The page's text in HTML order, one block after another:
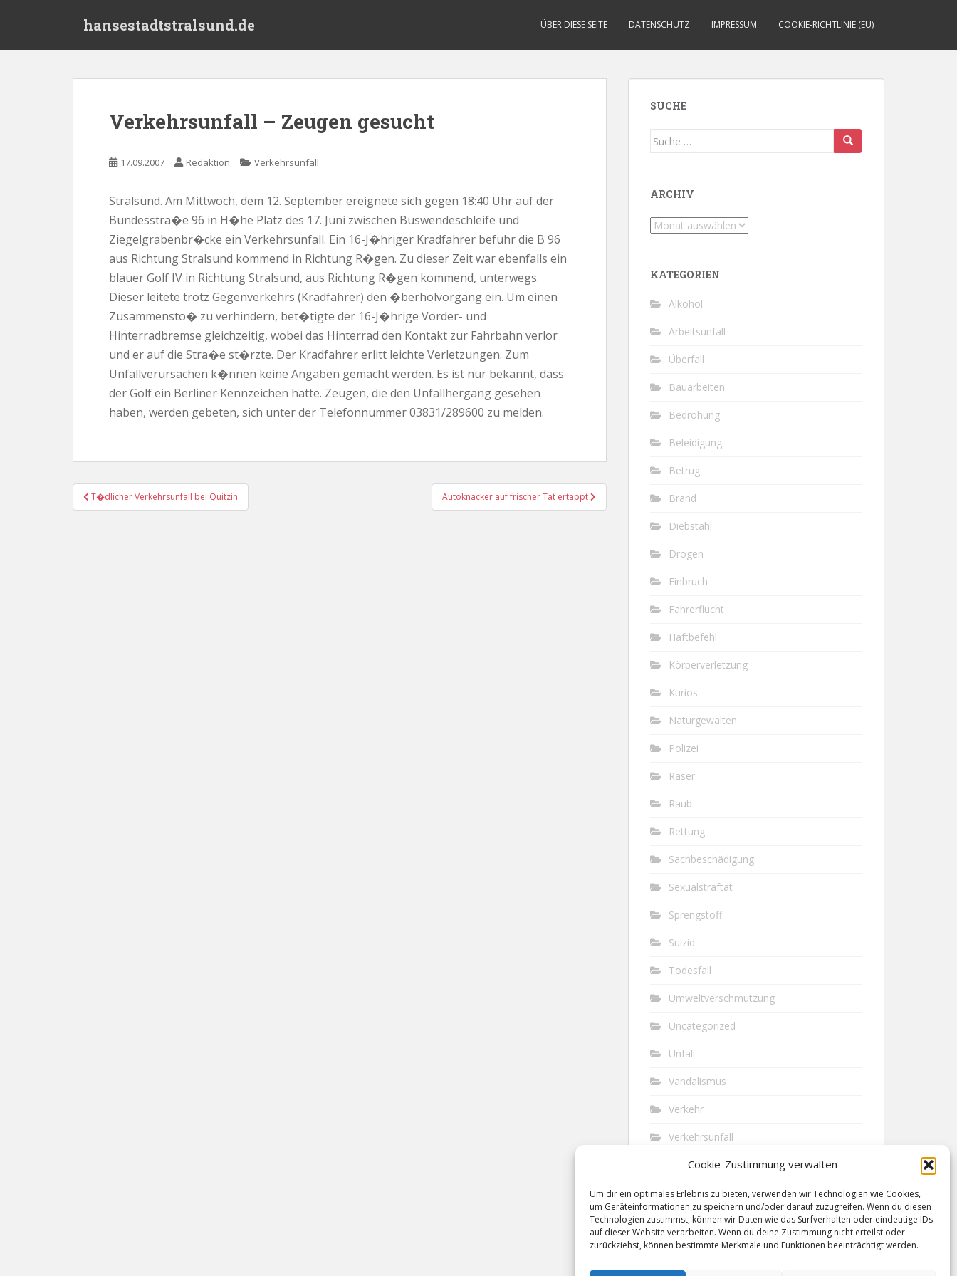
Cookie-Zustimmung verwalten
Um dir ein optimales Erlebnis zu bieten, verwenden wir Technologien wie Cookies,
um Geräteinformationen zu speichern und/oder darauf zuzugreifen. Wenn du diesen
Technologien zustimmst, können wir Daten wie das Surfverhalten oder eindeutige IDs
auf dieser Website verarbeiten. Wenn du deine Zustimmung nicht erteilst oder
zurückziehst, können bestimmte Merkmale und Funktionen beeinträchtigt werden.
hansestadtstralsund.de ÜBER DIESE SEITE DATENSCHUTZ IMPRESSUM COOKIE-RICHTLINIE (EU)
Verkehrsunfall – Zeugen gesucht
17.09.2007 Redaktion Verkehrsunfall
Stralsund. Am Mittwoch, dem 12. September ereignete sich gegen 18:40 Uhr auf der
Bundesstra�e 96 in H�he Platz des 17. Juni zwischen Buswendeschleife und
Ziegelgrabenbr�cke ein Verkehrsunfall. Ein 16-J�hriger Kradfahrer befuhr die B 96
aus Richtung Stralsund kommend in Richtung R�gen. Zu dieser Zeit war ebenfalls ein
blauer Golf IV in Richtung Stralsund, aus Richtung R�gen kommend, unterwegs.
Dieser leitete trotz Gegenverkehrs (Kradfahrer) den �berholvorgang ein. Um einen
Zusammensto� zu verhindern, bet�tigte der 16-J�hrige Vorder- und
Hinterradbremse gleichzeitig, wobei das Hinterrad den Kontakt zur Fahrbahn verlor
und er auf die Stra�e st�rzte. Der Kradfahrer erlitt leichte Verletzungen. Zum
Unfallverursachen k�nnen keine Angaben gemacht werden. Es ist nur bekannt, dass
der Golf ein Berliner Kennzeichen hatte. Zeugen, die den Unfallhergang gesehen
haben, werden gebeten, sich unter der Telefonnummer 03831/289600 zu melden.
Beitragsnavigation
T�dlicher Verkehrsunfall bei Quitzin Autoknacker auf frischer Tat ertappt
SUCHE
Suche
ARCHIV
Archiv
KATEGORIEN
Alkohol
Arbeitsunfall
Überfall
Bauarbeiten
Bedrohung
Beleidigung
Betrug
Brand
Diebstahl
Drogen
Einbruch
Fahrerflucht
Haftbefehl
Körperverletzung
Kurios
Naturgewalten
Polizei
Raser
Raub
Rettung
Sachbeschädigung
Sexualstraftat
Sprengstoff
Suizid
Todesfall
Umweltverschmutzung
Uncategorized
Unfall
Vandalismus
Verkehr
Verkehrsunfall
Vermisst
Waffen
Wilderei